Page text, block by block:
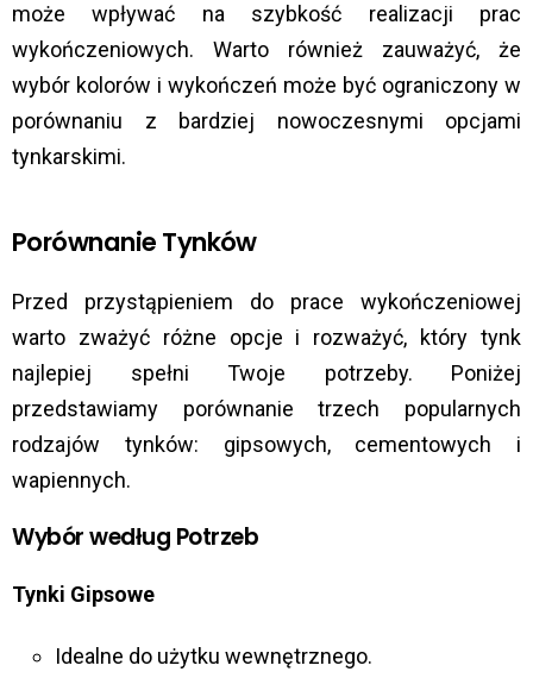
może wpływać na szybkość realizacji prac
wykończeniowych. Warto również zauważyć, że
wybór kolorów i wykończeń może być ograniczony w
porównaniu z bardziej nowoczesnymi opcjami
tynkarskimi.
Porównanie Tynków
Przed przystąpieniem do prace wykończeniowej
warto zważyć różne opcje i rozważyć, który tynk
najlepiej spełni Twoje potrzeby. Poniżej
przedstawiamy porównanie trzech popularnych
rodzajów tynków: gipsowych, cementowych i
wapiennych.
Wybór według Potrzeb
Tynki Gipsowe
Idealne do użytku wewnętrznego.